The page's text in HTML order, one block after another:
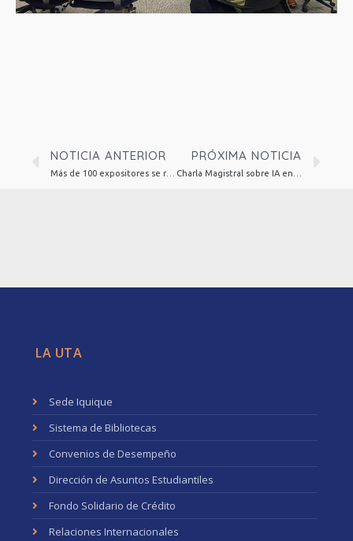
NOTICIA ANTERIOR PRÓXIMA NOTICIA
LA UTA
Sede Iquique
Sistema de Bibliotecas
Convenios de Desempeño
Dirección de Asuntos Estudiantiles
Fondo Solidario de Crédito
Relaciones Internacionales